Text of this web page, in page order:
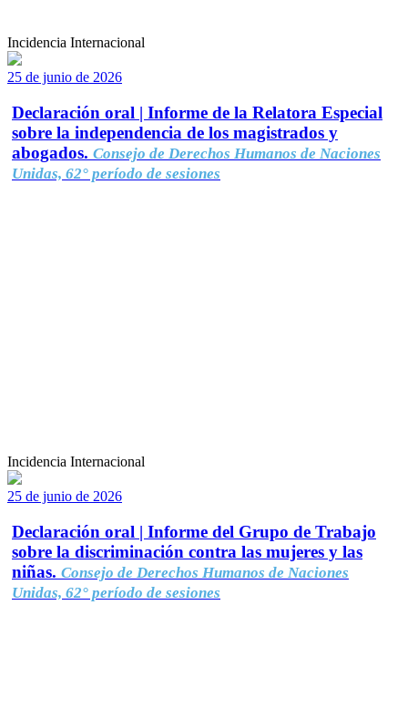
Incidencia Internacional
25 de junio de 2026
Declaración oral | Informe de la Relatora Especial
sobre la independencia de los magistrados y
abogados. Consejo de Derechos Humanos de Naciones
Unidas, 62° período de sesiones
Incidencia Internacional
25 de junio de 2026
Declaración oral | Informe del Grupo de Trabajo
sobre la discriminación contra las mujeres y las
niñas. Consejo de Derechos Humanos de Naciones
Unidas, 62° período de sesiones